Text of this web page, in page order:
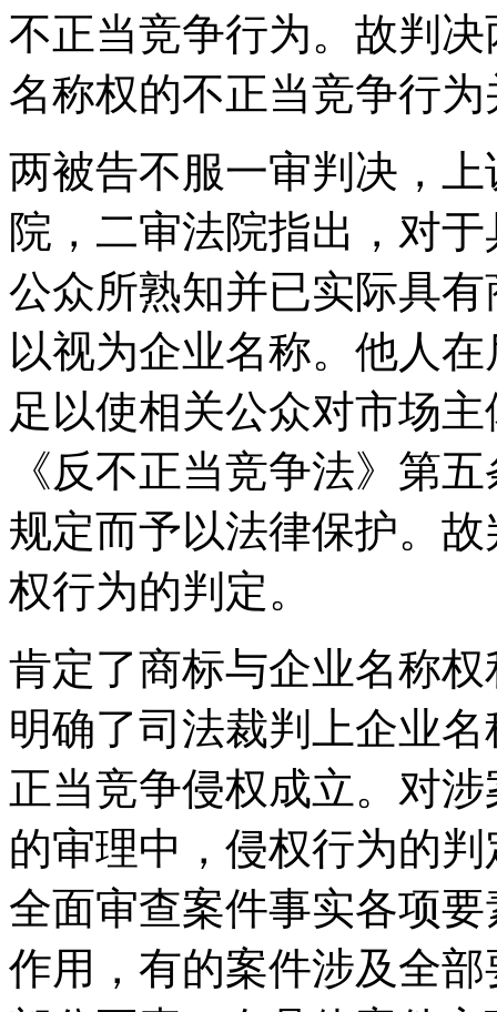
不正当竞争行为。故判
名称权的不正当竞争行
两被告不服一审判决，
院，二审法院指出，对
公众所熟知并已实际具
以视为企业名称。他人
足以使相关公众对市场
《反不正当竞争法》第
规定而予以法律保护。
权行为的判定。
肯定了商标与企业名称
明确了司法裁判上企业
正当竞争侵权成立。对
的审理中，侵权行为的
全面审查案件事实各项
作用，有的案件涉及全